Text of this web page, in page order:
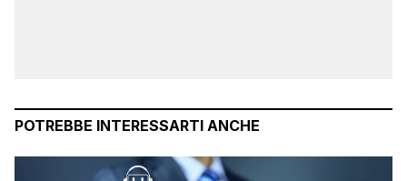
POTREBBE INTERESSARTI ANCHE